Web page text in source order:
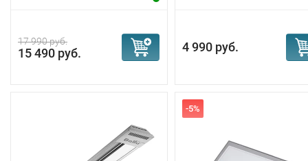
17 990 руб.
15 490 руб. 4 990 руб.
-5%